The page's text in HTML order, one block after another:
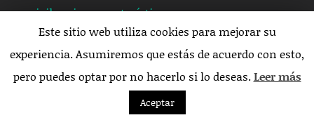
vigilancia: características y usos
recomendados
Diferencias entre software a medida y
Este sitio web utiliza cookies para mejorar su
experiencia. Asumiremos que estás de acuerdo con esto,
pero puedes optar por no hacerlo si lo deseas.Leer más
Aceptar